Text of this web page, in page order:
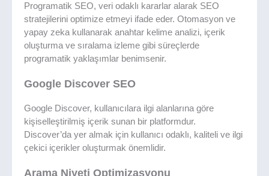
Programatik SEO, veri odaklı kararlar alarak SEO
stratejilerini optimize etmeyi ifade eder. Otomasyon ve
yapay zeka kullanarak anahtar kelime analizi, içerik
oluşturma ve sıralama izleme gibi süreçlerde
programatik yaklaşımlar benimsenir.
Google Discover SEO
Google Discover, kullanıcılara ilgi alanlarına göre
kişiselleştirilmiş içerik sunan bir platformdur.
Discover’da yer almak için kullanıcı odaklı, kaliteli ve ilgi
çekici içerikler oluşturmak önemlidir.
Arama Niyeti Optimizasyonu